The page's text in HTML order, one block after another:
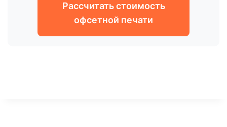
Рассчитать стоимость
офсетной печати